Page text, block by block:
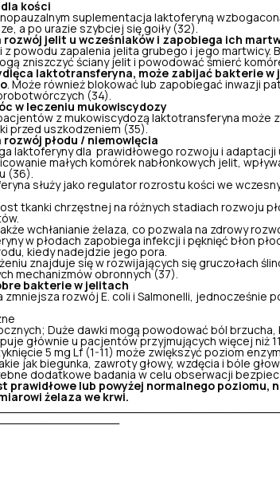
kości
suplementacja laktoferyną
, a po urazie szybciej się goiły (32).
rozwój jelit u wcześniaków i zapobiega ich
z powodu zapalenia jelita grubego i jego martwicy.
zniszczyć ściany jelit i powodować śmierć
laktotransferyna, może zabijać bakterie
. Może również blokować lub zapobiegać inwazji
(34).
w leczeniu mukowiscydozy
z mukowiscydozą laktotransferyna może
przed uszkodzeniem (35).
płodu / niemowlęcia
laktoferyny dla prawidłowego rozwoju i adaptacji
małych komórek nabłonkowych jelit,
(36).
służy jako regulator rozrostu kości we
tkanki chrzęstnej na różnych stadiach rozwoju
wchłanianie żelaza, co pozwala na zdrowy
w płodach zapobiega infekcji i pęknięć błon
kiedy nadejdzie jego pora.
znajduje się w rozwijających się gruczołach
mechanizmów obronnych (37).
bakterie w jelitach
zmniejsza rozwój E. coli i Salmonelli, jednocześnie
Duże dawki mogą powodować ból
głównie u pacjentów przyjmujących więcej niż
5 mg Lf (1-11) może zwiększyć poziom
jak biegunka, zawroty głowy, wzdęcia i bóle
dodatkowe badania w celu obserwacji
prawidłowe lub powyżej normalnego poziomu,
żelaza we krwi.